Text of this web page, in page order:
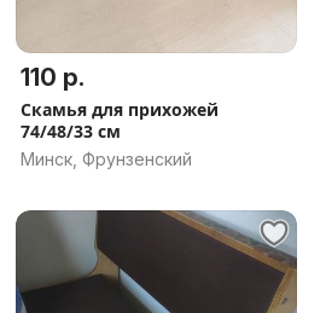
110 р.
Скамья для прихожей
74/48/33 см
Минск, Фрунзенский